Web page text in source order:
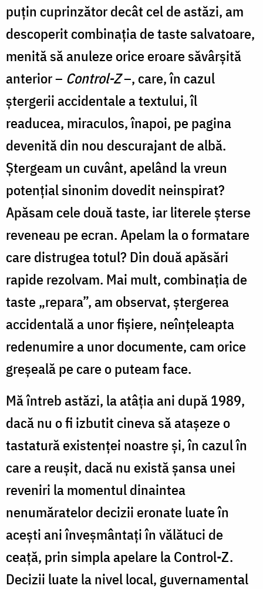
puțin cuprinzător decât cel de astăzi, am
descoperit combinația de taste salvatoare,
menită să anuleze orice eroare săvârșită
anterior – Control-Z–, care, în cazul
ștergerii accidentale a textului, îl
readucea, miraculos, înapoi, pe pagina
devenită din nou descurajant de albă.
Ștergeam un cuvânt, apelând la vreun
potențial sinonim dovedit neinspirat?
Apăsam cele două taste, iar literele șterse
reveneau pe ecran. Apelam la o formatare
care distrugea totul? Din două apăsări
rapide rezolvam. Mai mult, combinația de
taste „repara”, am observat, ștergerea
accidentală a unor fișiere, neînțeleapta
redenumire a unor documente, cam orice
greșeală pe care o puteam face.
Mă întreb astăzi, la atâția ani după 1989,
dacă nu o fi izbutit cineva să atașeze o
tastatură existenței noastre și, în cazul în
care a reușit, dacă nu există șansa unei
reveniri la momentul dinaintea
nenumăratelor decizii eronate luate în
acești ani înveșmântați în vălătuci de
ceață, prin simpla apelare la Control-Z.
Decizii luate la nivel local, guvernamental